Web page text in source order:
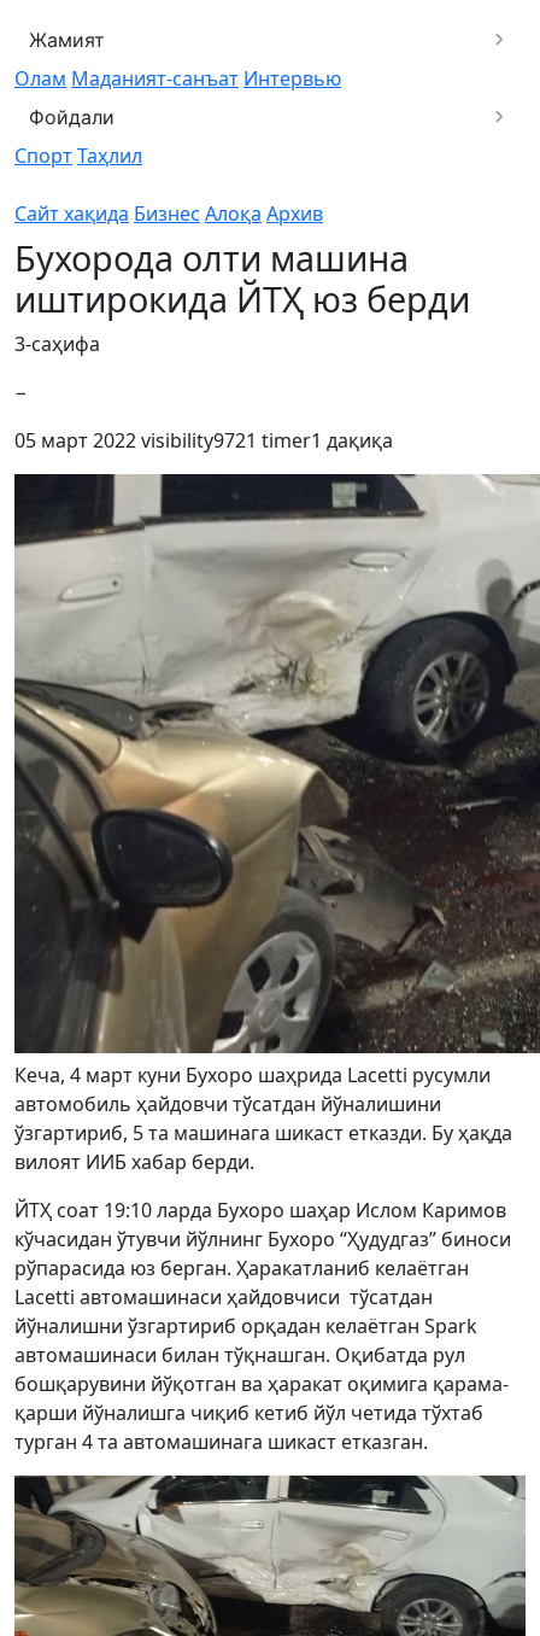
Жамият
Олам Маданият-санъат Интервью
Фойдали
СпортТаҳлил
Сайт хақида Бизнес Алоқа Архив
Бухорода олти машина
иштирокида ЙТҲ юз берди
3-саҳифа
−
05 март 2022visibility9721 timer1 дақиқа
Кеча, 4 март куни Бухоро шаҳрида Lacetti русумли
автомобиль ҳайдовчи тўсатдан йўналишини
ўзгартириб, 5 та машинага шикаст етказди. Бу ҳақда
вилоят ИИБ хабар берди.
ЙТҲ соат 19:10 ларда Бухоро шаҳар Ислом Каримов
кўчасидан ўтувчи йўлнинг Бухоро “Ҳудудгаз” биноси
рўпарасида юз берган. Ҳаракатланиб келаётган
Lacetti автомашинаси ҳайдовчиси тўсатдан
йўналишни ўзгартириб орқадан келаётган Spark
автомашинаси билан тўқнашган. Оқибатда рул
бошқарувини йўқотган ва ҳаракат оқимига қарама-
қарши йўналишга чиқиб кетиб йўл четида тўхтаб
турган 4 та автомашинага шикаст етказган.